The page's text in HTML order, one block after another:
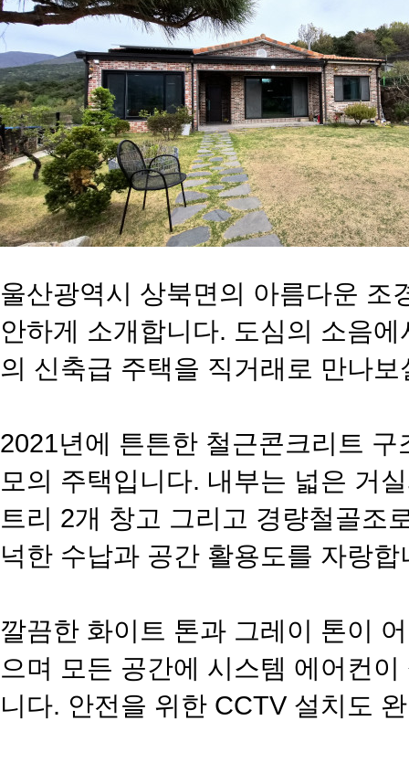
울산광역시 상북면의 아름다운 조
안하게 소개합니다. 도심의 소음
의 신축급 주택을 직거래로 만나
2021년에 튼튼한 철근콘크리트
모의 주택입니다. 내부는 넓은 거
트리 2개 창고 그리고 경량철골조
넉한 수납과 공간 활용도를 자랑합
깔끔한 화이트 톤과 그레이 톤이
으며 모든 공간에 시스템 에어컨
니다. 안전을 위한 CCTV 설치도